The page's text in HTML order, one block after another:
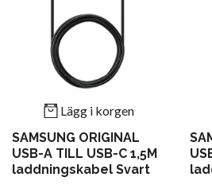
Lägg i korgen
SAMSUNG ORIGINAL
USB-A TILL USB-C 1,5M
laddningskabel Svart